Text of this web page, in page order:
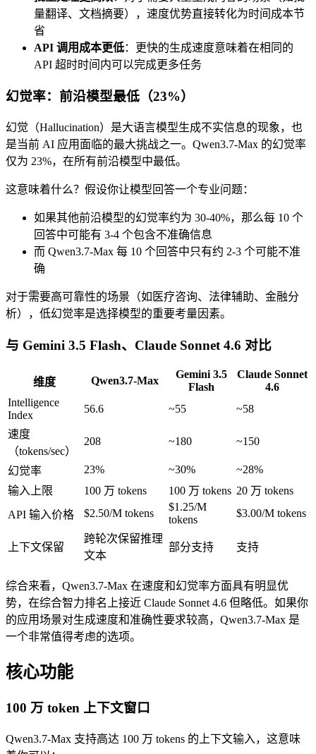
量翻译、文档摘要），速度优势直接转化为时间成本节
省
API 调用成本更低：更快的生成速度意味着在相同的
API 超时时间内可以完成更多任务
幻觉率：前沿模型最低（23%）
幻觉（Hallucination）是大语言模型生成不实信息的现象，也
是当前 AI 应用面临的最大挑战之一。Qwen3.7-Max 的幻觉率
仅为 23%，在所有前沿模型中最低。
这意味着什么？假设你让模型回答一个专业问题：
如果其他前沿模型的幻觉率约为 30-40%，那么每 10 个
回答中可能有 3-4 个包含不准确信息
而 Qwen3.7-Max 每 10 个回答中只有约 2-3 个可能不准
确
对于需要高可靠性的场景（如医疗咨询、法律辅助、金融分
析），低幻觉率是选择模型的重要考量因素。
与 Gemini 3.5 Flash、Claude Sonnet 4.6 对比
维度 Qwen3.7-Max
Gemini 3.5
Flash
Claude Sonnet
4.6
Intelligence
Index
56.6 ~55 ~58
速度
（tokens/sec）
208 ~180 ~150
幻觉率 23% ~30%
~28%
输入上限
100 万 tokens 100 万 tokens 20 万 tokens
API 输入价格
$2.50/M tokens
$1.25/M
tokens
$3.00/M tokens
上下文保留
跨轮次保留推理
文本
部分支持 支持
综合来看，Qwen3.7-Max 在速度和幻觉率方面具有明显优
势，在综合智力排名上接近 Claude Sonnet 4.6 但略低。如果你
的应用场景对生成速度和准确性要求较高，Qwen3.7-Max 是
一个非常值得考虑的选项。
核心功能
100 万 token 上下文窗口
Qwen3.7-Max 支持高达 100 万 tokens 的上下文输入，这意味